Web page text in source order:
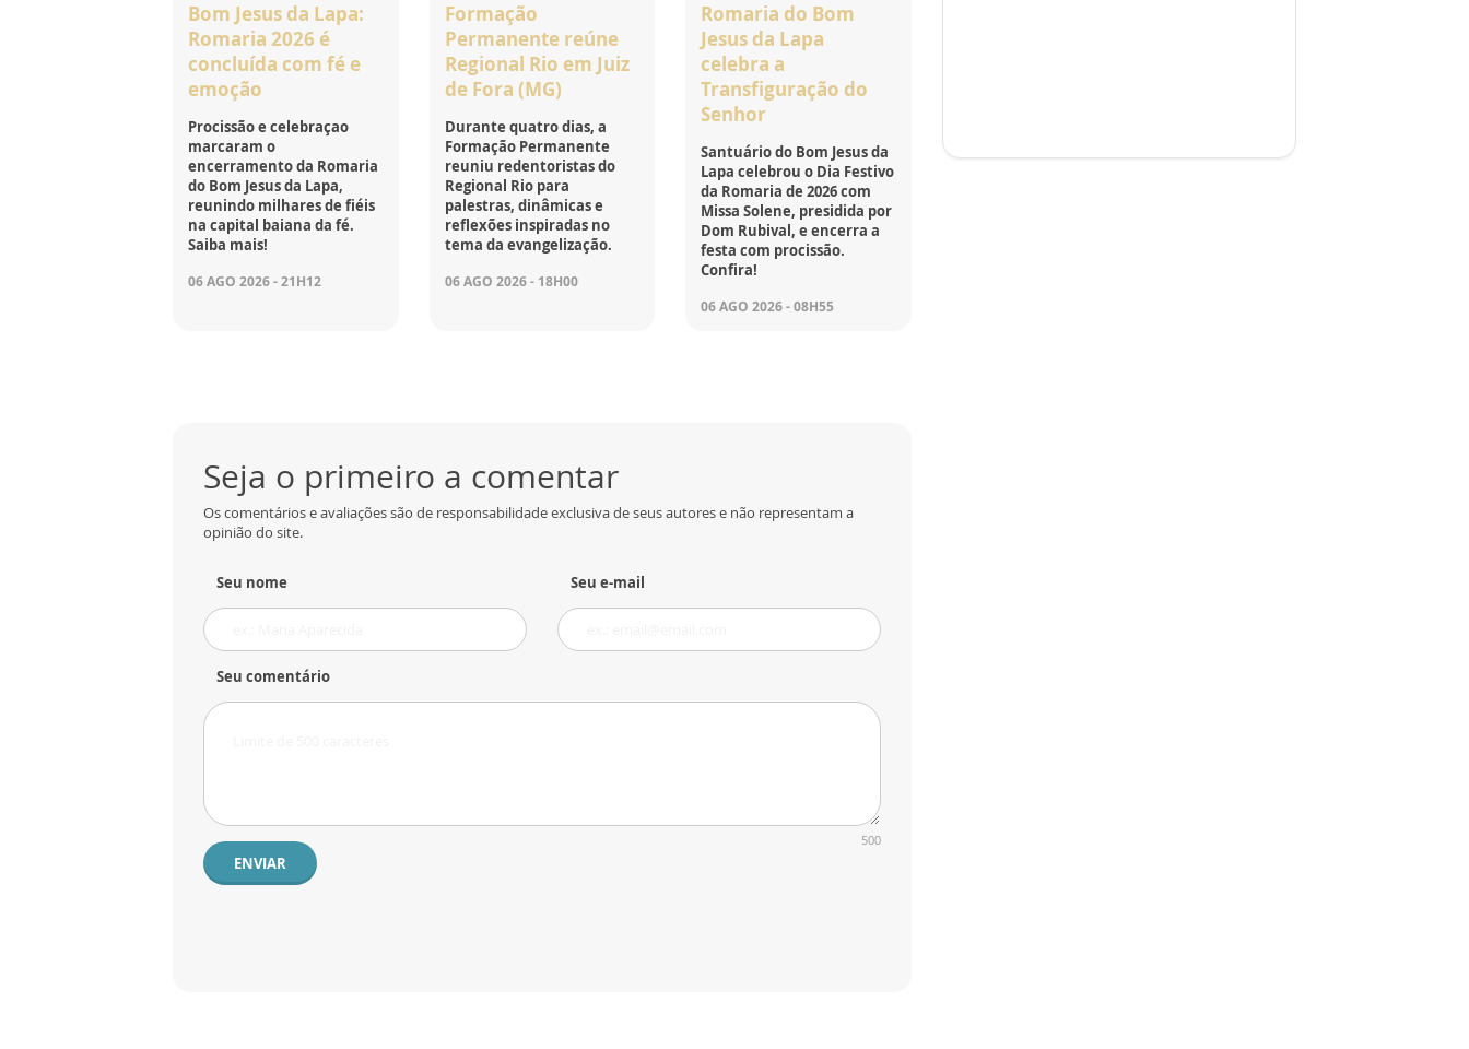
Bom Jesus da Lapa:
Romaria 2026 é
concluída com fé e
emoção
Procissão e celebraçao
marcaram o
encerramento da Romaria
do Bom Jesus da Lapa,
reunindo milhares de fiéis
na capital baiana da fé.
Saiba mais!
06 AGO 2026 - 21H12
Formação
Permanente reúne
Regional Rio em Juiz
de Fora (MG)
Durante quatro dias, a
Formação Permanente
reuniu redentoristas do
Regional Rio para
palestras, dinâmicas e
reflexões inspiradas no
tema da evangelização.
06 AGO 2026 - 18H00
Romaria do Bom
Jesus da Lapa
celebra a
Transfiguração do
Senhor
Santuário do Bom Jesus da
Lapa celebrou o Dia Festivo
da Romaria de 2026 com
Missa Solene, presidida por
Dom Rubival, e encerra a
festa com procissão.
Confira!
06 AGO 2026 - 08H55
Seja o primeiro a comentar
Os comentários e avaliações são de responsabilidade exclusiva de seus autores e não representam a
opinião do site.
Seu nome Seu e-mail
Seu comentário
500
ENVIAR